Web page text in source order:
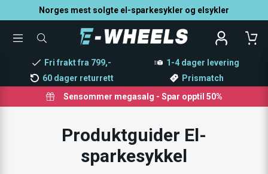
Norges mest solgte el-sparkesykler og elsykler
TOGGLESØK
KATEGORI,
Fri frakt fra 799,-
1-4 dager levering
60 dager returrett
Prismatch
Sensommer megasalg - Spar opptil 50%
Produktguider El-
sparkesykkel